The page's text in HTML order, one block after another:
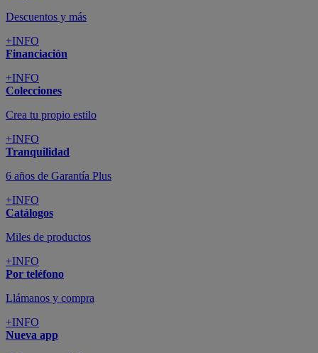
Descuentos y más
+INFO
Financiación
+INFO
Colecciones
Crea tu propio estilo
+INFO
Tranquilidad
6 años de Garantía Plus
+INFO
Catálogos
Miles de productos
+INFO
Por teléfono
Llámanos y compra
+INFO
Nueva app